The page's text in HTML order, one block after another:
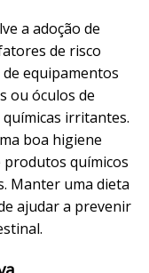
a adoção de
de risco
equipamentos
ou óculos de
irritantes.
boa higiene
produtos químicos
Manter uma dieta
ajudar a prevenir